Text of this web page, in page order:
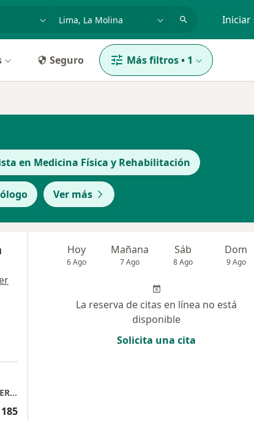
Iniciar
Seguro Más filtros• 1
en Medicina Física y Rehabilitación
Ver más
ARTROMEDIC "CENTRO DE TERAPIA CELULAR Y TERAPIA DE ALTA GAMA EN TRAUMATOLOGIA"
Hoy
6 Ago
Mañana
7 Ago
Sáb
8 Ago
Dom
9 Ago
La reserva de citas en línea no está
disponible
Solicita una cita